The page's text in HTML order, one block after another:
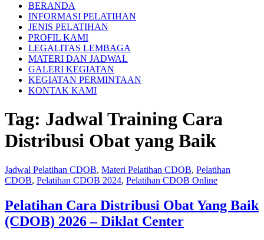
BERANDA
INFORMASI PELATIHAN
JENIS PELATIHAN
PROFIL KAMI
LEGALITAS LEMBAGA
MATERI DAN JADWAL
GALERI KEGIATAN
KEGIATAN PERMINTAAN
KONTAK KAMI
Tag: Jadwal Training Cara
Distribusi Obat yang Baik
Jadwal Pelatihan CDOB, Materi Pelatihan CDOB, Pelatihan
CDOB, Pelatihan CDOB 2024, Pelatihan CDOB Online
Pelatihan Cara Distribusi Obat Yang Baik
(CDOB) 2026 – Diklat Center